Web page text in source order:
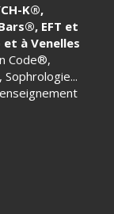
K®,
EFT et
à Venelles
Code®,
, Sophrologie...